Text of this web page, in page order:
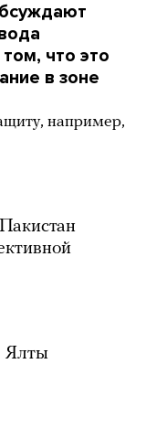
что это
в зоне
например,
Ялты